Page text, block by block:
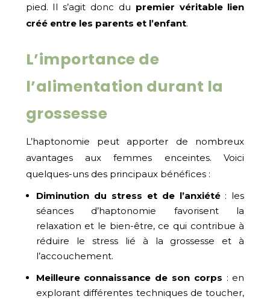
pied. Il s’agit donc du premier véritable lien
créé entre les parents et l’enfant.
L’importance de
l’alimentation durant la
grossesse
L’haptonomie peut apporter de nombreux
avantages aux femmes enceintes. Voici
quelques-uns des principaux bénéfices :
Diminution du stress et de l’anxiété: les
séances d’haptonomie favorisent la
relaxation et le bien-être, ce qui contribue à
réduire le stress lié à la grossesse et à
l’accouchement.
Meilleure connaissance de son corps : en
explorant différentes techniques de toucher,